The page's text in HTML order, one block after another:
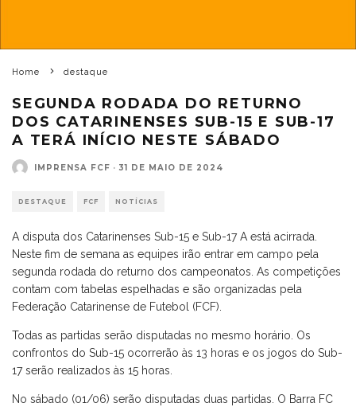
Home destaque
SEGUNDA RODADA DO RETURNO
DOS CATARINENSES SUB-15 E SUB-17
A TERÁ INÍCIO NESTE SÁBADO
IMPRENSA FCF · 31 DE MAIO DE 2024
DESTAQUE FCF NOTÍCIAS
A disputa dos Catarinenses Sub-15 e Sub-17 A está acirrada.
Neste fim de semana as equipes irão entrar em campo pela
segunda rodada do returno dos campeonatos. As competições
contam com tabelas espelhadas e são organizadas pela
Federação Catarinense de Futebol (FCF).
Todas as partidas serão disputadas no mesmo horário. Os
confrontos do Sub-15 ocorrerão às 13 horas e os jogos do Sub-
17 serão realizados às 15 horas.
No sábado (01/06) serão disputadas duas partidas. O Barra FC